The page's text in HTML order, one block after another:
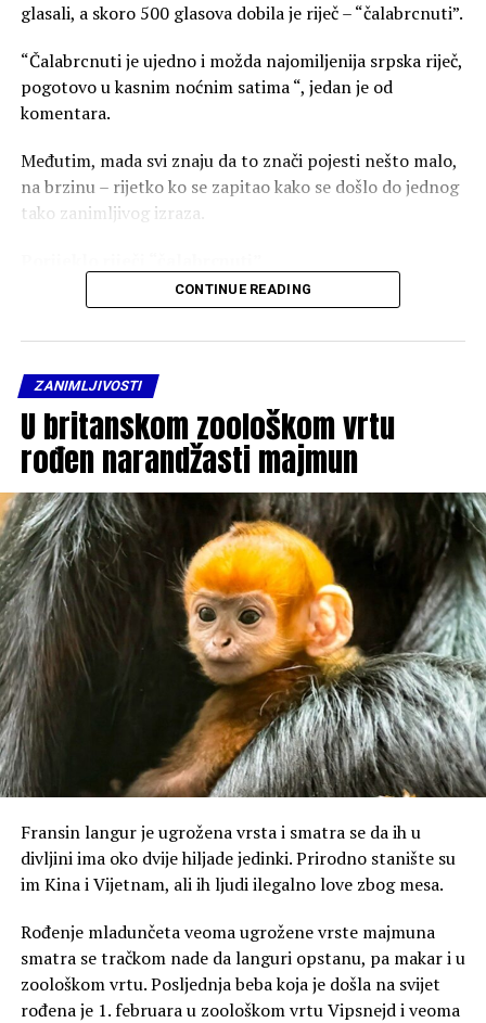
glasali, a skoro 500 glasova dobila je riječ – “čalabrcnuti”.
“Čalabrcnuti je ujedno i možda najomiljenija srpska riječ,
pogotovo u kasnim noćnim satima “, jedan je od
komentara.
Međutim, mada svi znaju da to znači pojesti nešto malo,
na brzinu – rijetko ko se zapitao kako se došlo do jednog
tako zanimljivog izraza.
“Čalabrcnuti ili labrcnuti znači prezalogajiti, pojesti
je i primer: “Čalabrčak dok ne prispije ručak”.
“Prefiks ‘čala’ dolazi od turskog glagola ‘çalmak’ (udariti)
i znači ‘udri’, te on opisuje brzinu radnje. Glagol ‘brcnuti’
preturati; mešati jelo. Glagoli brcnuti i brkati nastali su
onomatopejom br-br. Istog porekla su i reči ‘brljati’
(kašikom premetati po činiji), ‘brljav’ (musav), ‘brljotina’,
‘brlog'”, objašnjeno je.
CONTINUE READING
ZANIMLJIVOSTI
U britanskom zoološkom vrtu
rođen narandžasti majmun
Fransin langur je ugrožena vrsta i smatra se da ih u
divljini ima oko dvije hiljade jedinki. Prirodno stanište su
im Kina i Vijetnam, ali ih ljudi ilegalno love zbog mesa.
Rođenje mladunčeta veoma ugrožene vrste majmuna
smatra se tračkom nade da languri opstanu, pa makar i u
zoološkom vrtu. Posljednja beba koja je došla na svijet
rođena je 1. februara u zoološkom vrtu Vipsnejd i veoma